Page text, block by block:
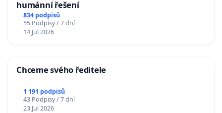
humánní řešení
834 podpisů
55 Podpisy / 7 dní
14 Jul 2026
Chceme svého ředitele
1 191 podpisů
43 Podpisy / 7 dní
23 Jul 2026